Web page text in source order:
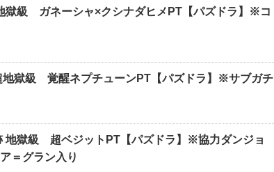
獄級 ガネーシャ×クシナダヒメPT【パズドラ】※コ
地獄級 覚醒ネプチューンPT【パズドラ】※サブガチ
地獄級 超ベジットPT【パズドラ】※協力ダンジョ
＝グラン入り